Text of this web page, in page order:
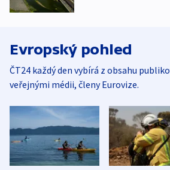
Evropský pohled
ČT24 každý den vybírá z obsahu
veřejnými médii, členy Eurovize.